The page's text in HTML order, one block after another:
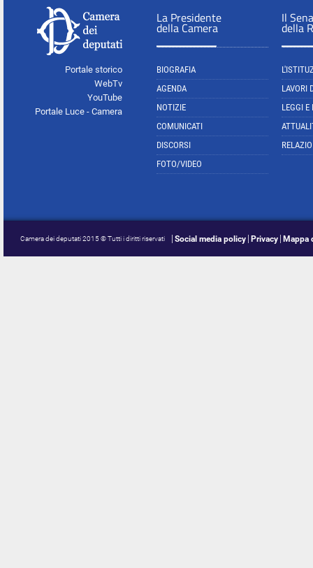
Portale storico
WebTv
YouTube
Portale Luce - Camera
La Presidente
della Camera
BIOGRAFIA
AGENDA
NOTIZIE
COMUNICATI
DISCORSI
FOTO/VIDEO
Il
della
LAVORI
LEGGI E
Camera dei deputati 2015 © Tutti i diritti riservati Social media policy Privacy Mappa